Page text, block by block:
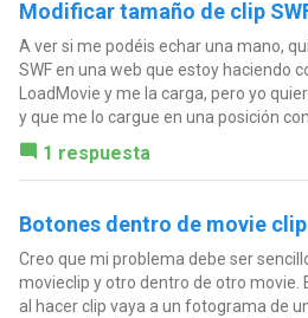
Modificar tamaño de clip
A ver si me podéis echar una mano,
SWF en una web que estoy haciendo
LoadMovie y me la carga, pero yo
y que me lo cargue en una posición
1 respuesta
Botones dentro de movie clip
Creo que mi problema debe ser
movieclip y otro dentro de otro movie.
al hacer clip vaya a un fotograma de